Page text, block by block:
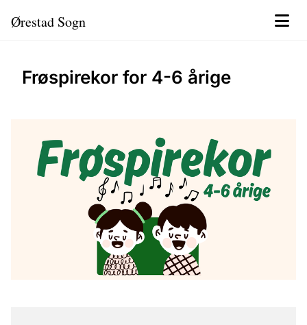
Ørestad Sogn
Frøspirekor for 4-6 årige